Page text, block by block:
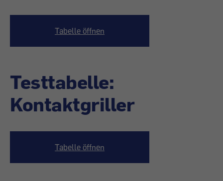
Tabelle öffnen
Testtabelle:
Kontaktgriller
Tabelle öffnen